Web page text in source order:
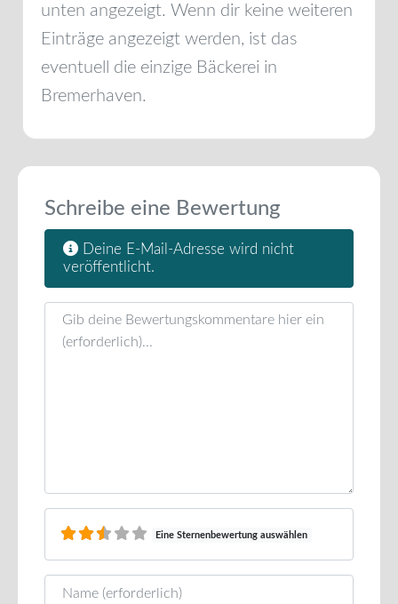
unten angezeigt. Wenn dir keine weiteren
Einträge angezeigt werden, ist das
eventuell die einzige Bäckerei in
Bremerhaven.
Schreibe eine Bewertung
Deine E-Mail-Adresse wird nicht
veröffentlicht.
Rezensionstext
Eine Sternenbewertung auswählen
Name